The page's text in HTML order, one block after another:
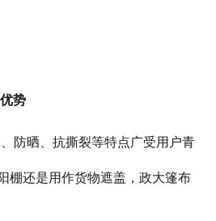
势
防晒、抗撕裂等特点广受用户青
棚还是用作货物遮盖，政大篷布